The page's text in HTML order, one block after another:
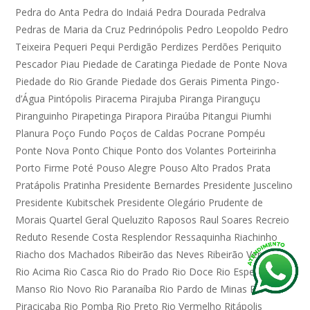
Pedra do Anta Pedra do Indaiá Pedra Dourada Pedralva
Pedras de Maria da Cruz Pedrinópolis Pedro Leopoldo Pedro
Teixeira Pequeri Pequi Perdigão Perdizes Perdões Periquito
Pescador Piau Piedade de Caratinga Piedade de Ponte Nova
Piedade do Rio Grande Piedade dos Gerais Pimenta Pingo-
d’Água Pintópolis Piracema Pirajuba Piranga Piranguçu
Piranguinho Pirapetinga Pirapora Piraúba Pitangui Piumhi
Planura Poço Fundo Poços de Caldas Pocrane Pompéu
Ponte Nova Ponto Chique Ponto dos Volantes Porteirinha
Porto Firme Poté Pouso Alegre Pouso Alto Prados Prata
Pratápolis Pratinha Presidente Bernardes Presidente Juscelino
Presidente Kubitschek Presidente Olegário Prudente de
Morais Quartel Geral Queluzito Raposos Raul Soares Recreio
Reduto Resende Costa Resplendor Ressaquinha Riachinho
Riacho dos Machados Ribeirão das Neves Ribeirão Vermelho
Rio Acima Rio Casca Rio do Prado Rio Doce Rio Espera Rio
Manso Rio Novo Rio Paranaíba Rio Pardo de Minas Rio
Piracicaba Rio Pomba Rio Preto Rio Vermelho Ritápolis